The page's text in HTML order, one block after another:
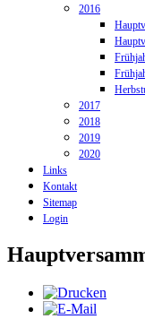
2016
2017
2018
2019
2020
Links
Kontakt
Sitemap
Login